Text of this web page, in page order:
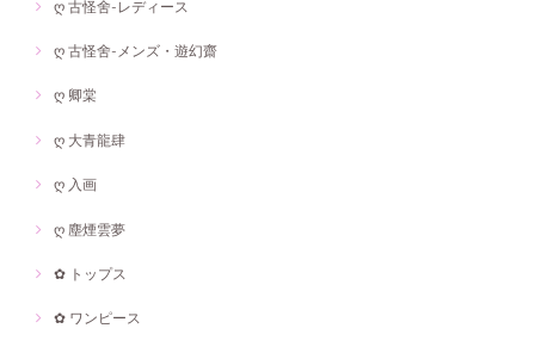
ღ 古怪舍-レディース
ღ 古怪舍-メンズ・遊幻齋
ღ 卿棠
ღ 大青龍肆
ღ 入画
ღ 塵煙雲夢
✿ トップス
✿ ワンピース